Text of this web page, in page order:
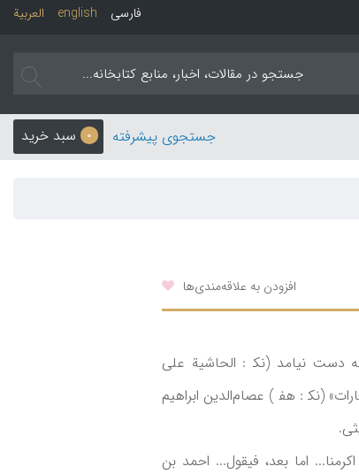
العربیة english فارسی
0 سبد خرید جستجوی پیشرفته
افزودن به علاقه‌مندی‌ها
دست نیامد (نک‍ : الحاشیة علی
(نک‍ : هف‍‌ ) عصام‌الدین ابراهیم
اما بعد، فیقول... احمد بن